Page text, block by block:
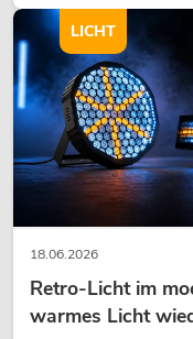
18.06.2026
Retro-Licht im
warmes Licht
LICHT